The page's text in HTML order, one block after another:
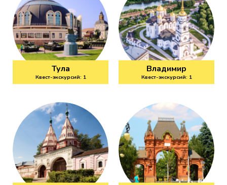
Тула
Квест-экскурсий: 1
Владимир
Квест-экскурсий: 1